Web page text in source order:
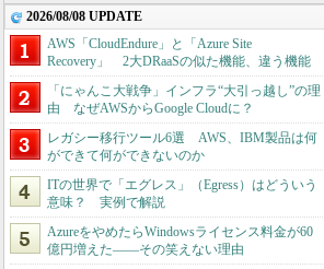
2026/08/08 UPDATE
AWS「CloudEndure」と「Azure Site
Recovery」 2大DRaaSの似た機能、違う機能
「にゃんこ大戦争」インフラ“大引っ越し”の理
由 なぜAWSからGoogle Cloudに？
レガシー移行ツール6選 AWS、IBM製品は何
ができて何ができないのか
ITの世界で「エグレス」（Egress）はどういう
意味？ 実例で解説
AzureをやめたらWindowsライセンス料金が60
億円増えた――その笑えない理由